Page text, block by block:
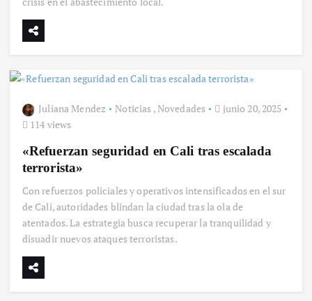
Juliana Mendez Noticias ,Novedades
junio 20, 2025
114 views
«Refuerzan seguridad en Cali tras escalada
terrorista»
Con refuerzos policiales y operativos intensificados en el sur
de Cali, autoridades blindan la ciudad tras la ola de
atentados. La estrategia busca recuperar la tranquilidad y
disuadir nuevos ataques terroristas.